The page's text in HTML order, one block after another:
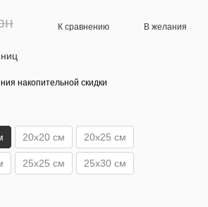
К сравнению В желания
накопительной скидки
20x20 см 20x25 см
25x25 см 25x30 см